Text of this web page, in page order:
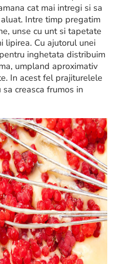
cat mai intregi si sa
Intre timp pregatim
unse cu unt si tapetate
lipirea. Cu ajutorul unei
inghetata distribuim
umpland aproximativ
In acest fel prajiturelele
creasca frumos in